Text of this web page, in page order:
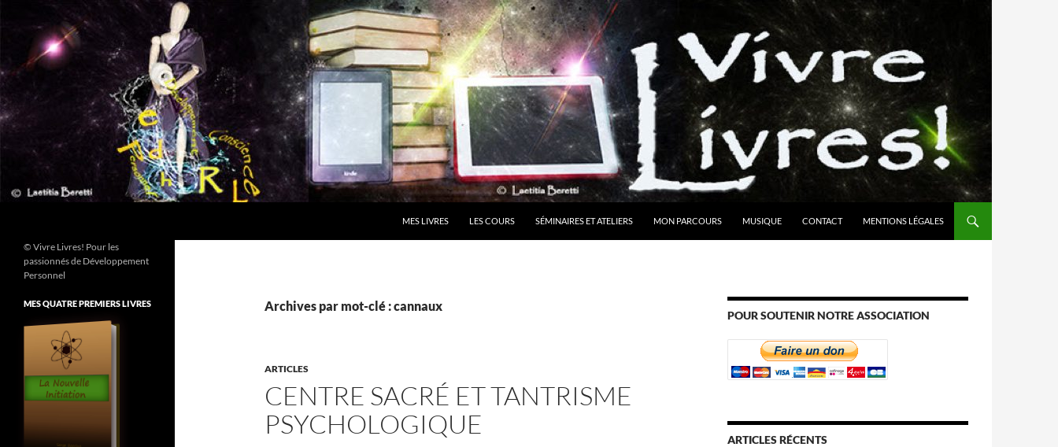
contenu
MES LIVRES LES COURS SÉMINAIRES ET ATELIERS MON PARCOURS MUSIQUE CONTACT MENTIONS LÉGALES
Archives par mot-clé : cannaux
ARTICLES
CENTRE SACRÉ ET TANTRISME
PSYCHOLOGIQUE
POUR SOUTENIR NOTRE ASSOCIATION
ARTICLES RÉCENTS
© Vivre Livres! Pour les
passionnés de Développement
Personnel
MES QUATRE PREMIERS LIVRES